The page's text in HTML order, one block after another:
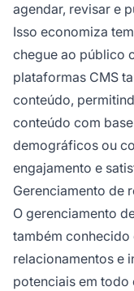
agendar, revisar e
Isso economiza
chegue ao público
plataformas CMS
conteúdo,
conteúdo com
demográficos ou
engajamento e
Gerenciamento de
O gerenciamento
também conhecido
relacionamentos e
potenciais em todo